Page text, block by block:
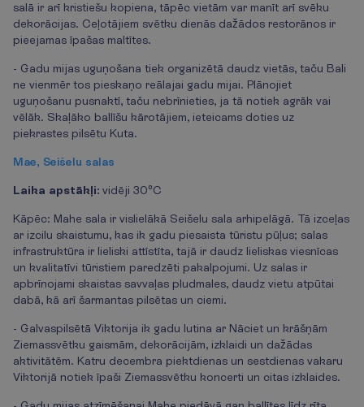
salā ir arī kristiešu kopiena, tāpēc vietām var manīt arī svēku
dekorācijas. Ceļotājiem svētku dienās dažādos restorānos ir
pieejamas īpašas maltītes.
- Gadu mijas uguņošana tiek organizētā daudz vietās, taču Bali
ne vienmēr tos pieskaņo reālajai gadu mijai. Plānojiet
uguņošanu pusnaktī, taču nebrīnieties, ja tā notiek agrāk vai
vēlāk. Skaļāko ballīšu kārotājiem, ieteicams doties uz
piekrastes pilsētu Kuta.
Mae, Seišelu salas
Laika apstākļi: vidēji 30°C
Kāpēc: Mahe sala ir vislielākā Seišelu sala arhipelāgā. Tā izceļas
ar izcilu skaistumu, kas ik gadu piesaista tūristu pūļus; salas
infrastruktūra ir lieliski attīstīta, tajā ir daudz lieliskas viesnīcas
un kvalitatīvi tūristiem paredzēti pakalpojumi. Uz salas ir
apbrīnojami skaistas savvaļas pludmales, daudz vietu atpūtai
dabā, kā arī šarmantas pilsētas un ciemi.
- Galvaspilsētā Viktorija ik gadu lutina ar Nāciet un krāšņām
Ziemassvētku gaismām, dekorācijām, izklaidi un dažādas
aktivitātēm. Katru decembra piektdienas un sestdienas vakaru
Viktorijā notiek īpaši Ziemassvētku koncerti un citas izklaides.